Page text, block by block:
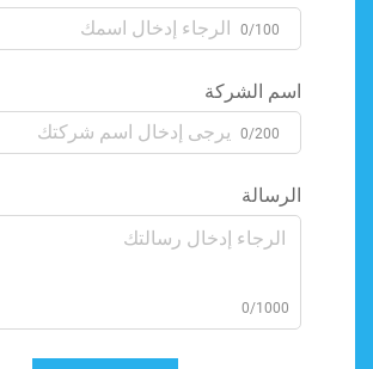
0/100
اسم الشركة
0/200
الرسالة
0/1000